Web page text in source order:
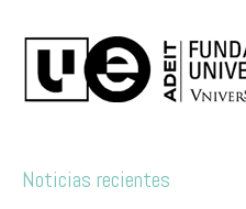
Noticias recientes